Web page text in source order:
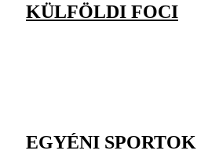
KÜLFÖLDI FOCI
EGYÉNI SPORTOK